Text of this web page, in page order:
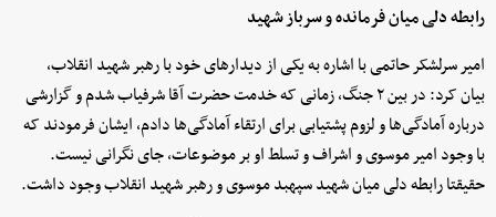
رابطه دلی میان فرمانده و سرباز شهید
امیر سرلشکر حاتمی با اشاره به یکی از دیدارهای خود با رهبر شهید انقلاب،
بیان کرد: در بین ۲ جنگ، زمانی که خدمت حضرت آقا شرفیاب شدم و گزارشی
درباره آمادگی‌ها و لزوم پشتیابی برای ارتقاء آمادگی‌ها دادم، ایشان فرمودند که
با وجود امیر موسوی و اشراف و تسلط او بر موضوعات، جای نگرانی نیست.
حقیقتا رابطه دلی میان شهید سپهبد موسوی و رهبر شهید انقلاب وجود داشت.